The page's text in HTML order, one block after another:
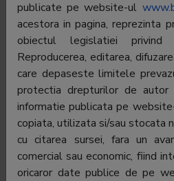
Editor: Societatea
Societatea
Director general: Dan Cristian
Reprezentant BRAT: Laurentiu
Adresa
Bucuresti,
Sector 1
Telefon: 021-305.88.60
publicate pe website-ul
acestora in pagina, reprezinta
obiectul legislatiei
Reproducerea, editarea,
care depaseste limitele
protectia drepturilor de autor
informatie publicata pe
copiata, utilizata si/sau stocata
cu citarea sursei, fara un
comercial sau economic, fiind
oricaror date publice de pe